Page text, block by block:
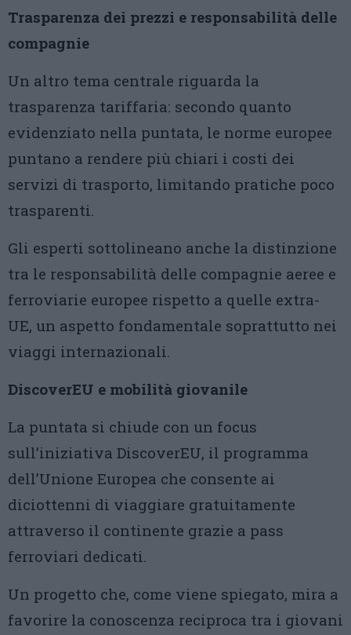
Trasparenza dei prezzi e responsabilità delle
compagnie
Un altro tema centrale riguarda la
trasparenza tariffaria: secondo quanto
evidenziato nella puntata, le norme europee
puntano a rendere più chiari i costi dei
servizi di trasporto, limitando pratiche poco
trasparenti.
Gli esperti sottolineano anche la distinzione
tra le responsabilità delle compagnie aeree e
ferroviarie europee rispetto a quelle extra-
UE, un aspetto fondamentale soprattutto nei
viaggi internazionali.
DiscoverEU e mobilità giovanile
La puntata si chiude con un focus
sull’iniziativa DiscoverEU, il programma
dell’Unione Europea che consente ai
diciottenni di viaggiare gratuitamente
attraverso il continente grazie a pass
ferroviari dedicati.
Un progetto che, come viene spiegato, mira a
favorire la conoscenza reciproca tra i giovani